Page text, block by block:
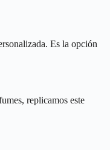
Es la opción
replicamos este